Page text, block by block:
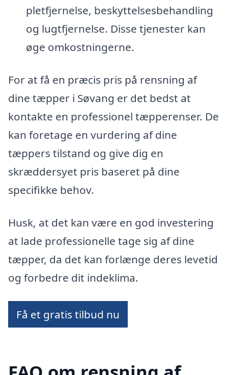
pletfjernelse, beskyttelsesbehandling
og lugtfjernelse. Disse tjenester kan
øge omkostningerne.
For at få en præcis pris på rensning af
dine tæpper i Søvang er det bedst at
kontakte en professionel tæpperenser. De
kan foretage en vurdering af dine
tæppers tilstand og give dig en
skræddersyet pris baseret på dine
specifikke behov.
Husk, at det kan være en god investering
at lade professionelle tage sig af dine
tæpper, da det kan forlænge deres levetid
og forbedre dit indeklima.
Få et gratis tilbud nu